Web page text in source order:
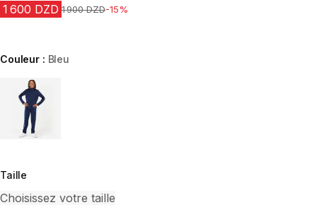
1 600 DZD Prix avant la réduction
1 900 DZD-15%
Couleur : Bleu
Choose a variant
Taille